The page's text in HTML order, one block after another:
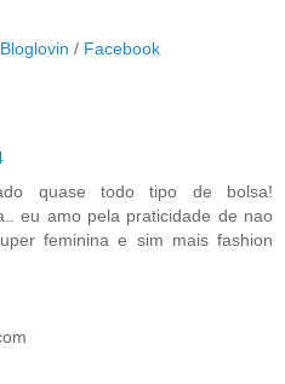
Bloglovin / Facebook
quase todo tipo de bolsa!
eu amo pela praticidade de nao
feminina e sim mais fashion